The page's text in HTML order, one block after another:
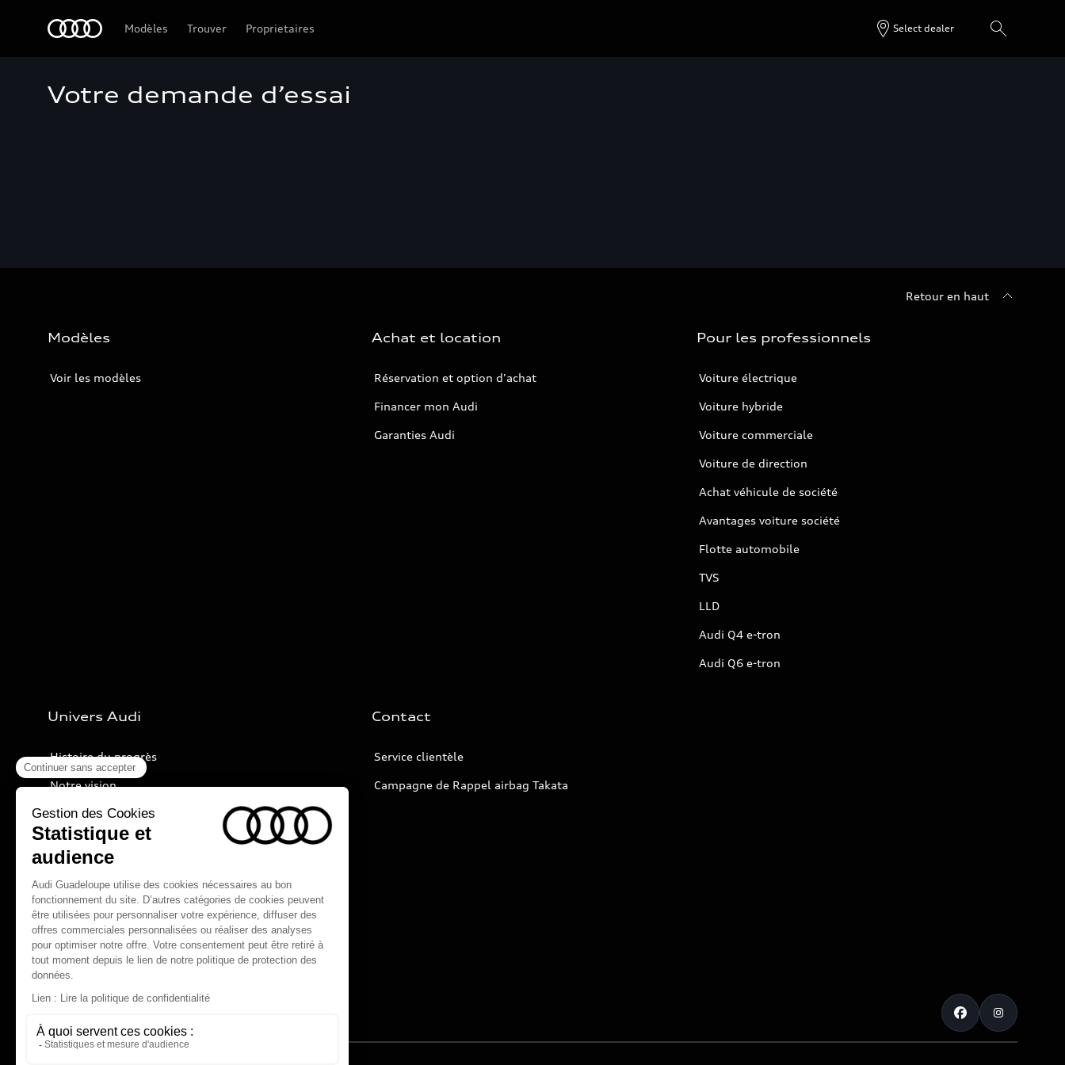
Modèles Trouver Proprietaires Select dealer
Votre demande d’essai
Retour en haut
Modèles
Voir les modèles
Achat et location
Réservation et option d'achat
Financer mon Audi
Garanties Audi
Pour les professionnels
Voiture électrique
Voiture hybride
Voiture commerciale
Voiture de direction
Achat véhicule de société
Avantages voiture société
Flotte automobile
TVS
LLD
Audi Q4 e-tron
Audi Q6 e-tron
Univers Audi
Histoire du progrès
Notre vision
Audi Sport
Nos technologies
Programme culturel Audi talents
Espace actualités Audi
Contact
Service clientèle
Campagne de Rappel airbag Takata